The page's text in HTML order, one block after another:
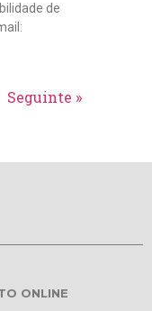
de
Seguinte »
ONLINE